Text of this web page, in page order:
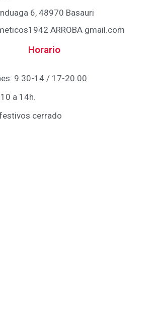
6, 48970 Basauri
ARROBA gmail.com
Horario
9:30-14 / 17-20.00
a 14h.
cerrado